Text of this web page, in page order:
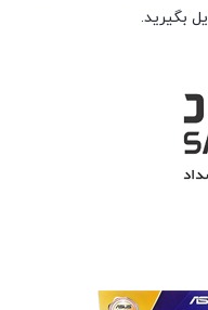
بگیرید.